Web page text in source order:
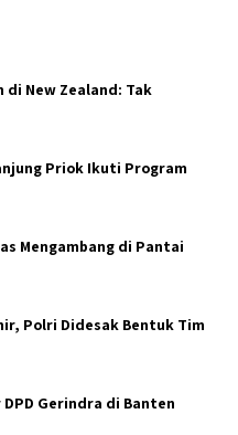
di New Zealand: Tak
Priok Ikuti Program
Mengambang di Pantai
Polri Didesak Bentuk Tim
Gerindra di Banten